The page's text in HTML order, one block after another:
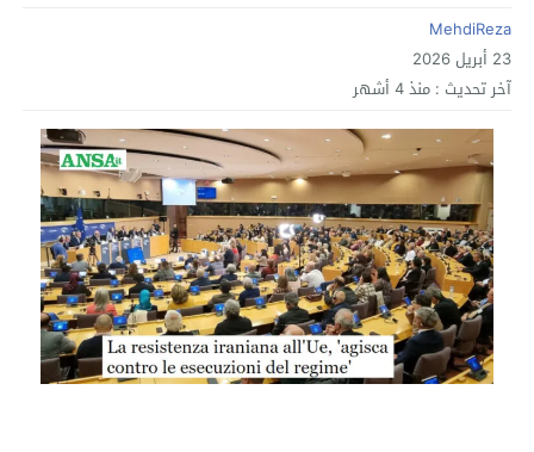
MehdiReza
23 أبريل 2026
آخر تحديث : منذ 4 أشهر